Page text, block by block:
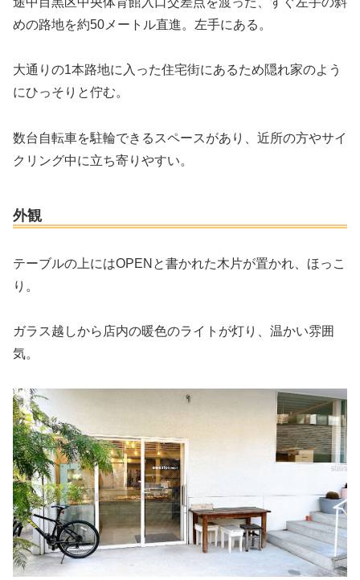
めの路地を約50メートル直進。左手にある。
大通りの1本路地に入った住宅街にあるため隠れ家のよう
にひっそりと佇む。
数台自転車を駐輪できるスペースがあり、近所の方やサイ
クリング中に立ち寄りやすい。
外観
テーブルの上にはOPENと書かれた木片が置かれ、ほっこ
り。
ガラス越しから店内の暖色のライトが灯り、温かい雰囲
気。